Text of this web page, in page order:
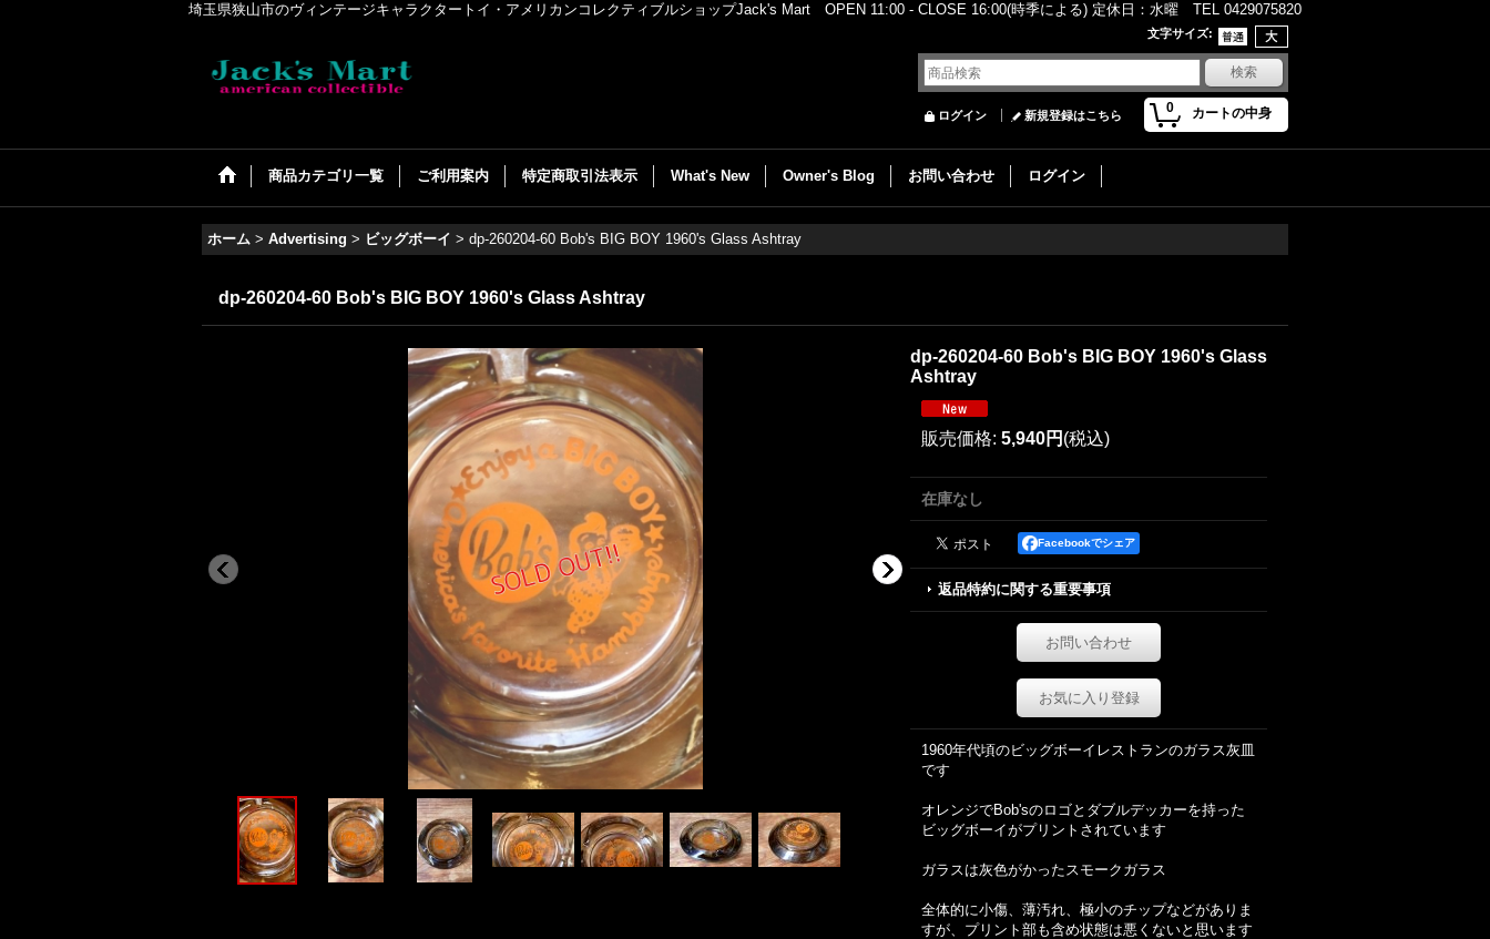
埼玉県狭山市のヴィンテージキャラクタートイ・アメリカンコレクティブルショップJack's Mart OPEN 11:00 - CLOSE 16:00(時季による) 定休日：水曜 TEL 0429075820
文字サイズ:
0 カートの中身
ログイン 新規登録はこちら
商品カテゴリ一覧 ご利用案内 特定商取引法表示 What's New Owner's Blog お問い合わせ ログイン
ホーム > Advertising > ビッグボーイ > dp-260204-60 Bob's BIG BOY 1960's Glass Ashtray
dp-260204-60 Bob's BIG BOY 1960's Glass Ashtray
dp-260204-60 Bob's BIG BOY 1960's Glass
Ashtray
販売価格: 5,940円 (税込)
在庫なし
Facebookでシェア
返品特約に関する重要事項
お問い合わせ
お気に入り登録
1960年代頃のビッグボーイレストランのガラス灰皿
です
オレンジでBob'sのロゴとダブルデッカーを持った
ビッグボーイがプリントされています
ガラスは灰色がかったスモークガラス
全体的に小傷、薄汚れ、極小のチップなどがありま
すが、プリント部も含め状態は悪くないと思います